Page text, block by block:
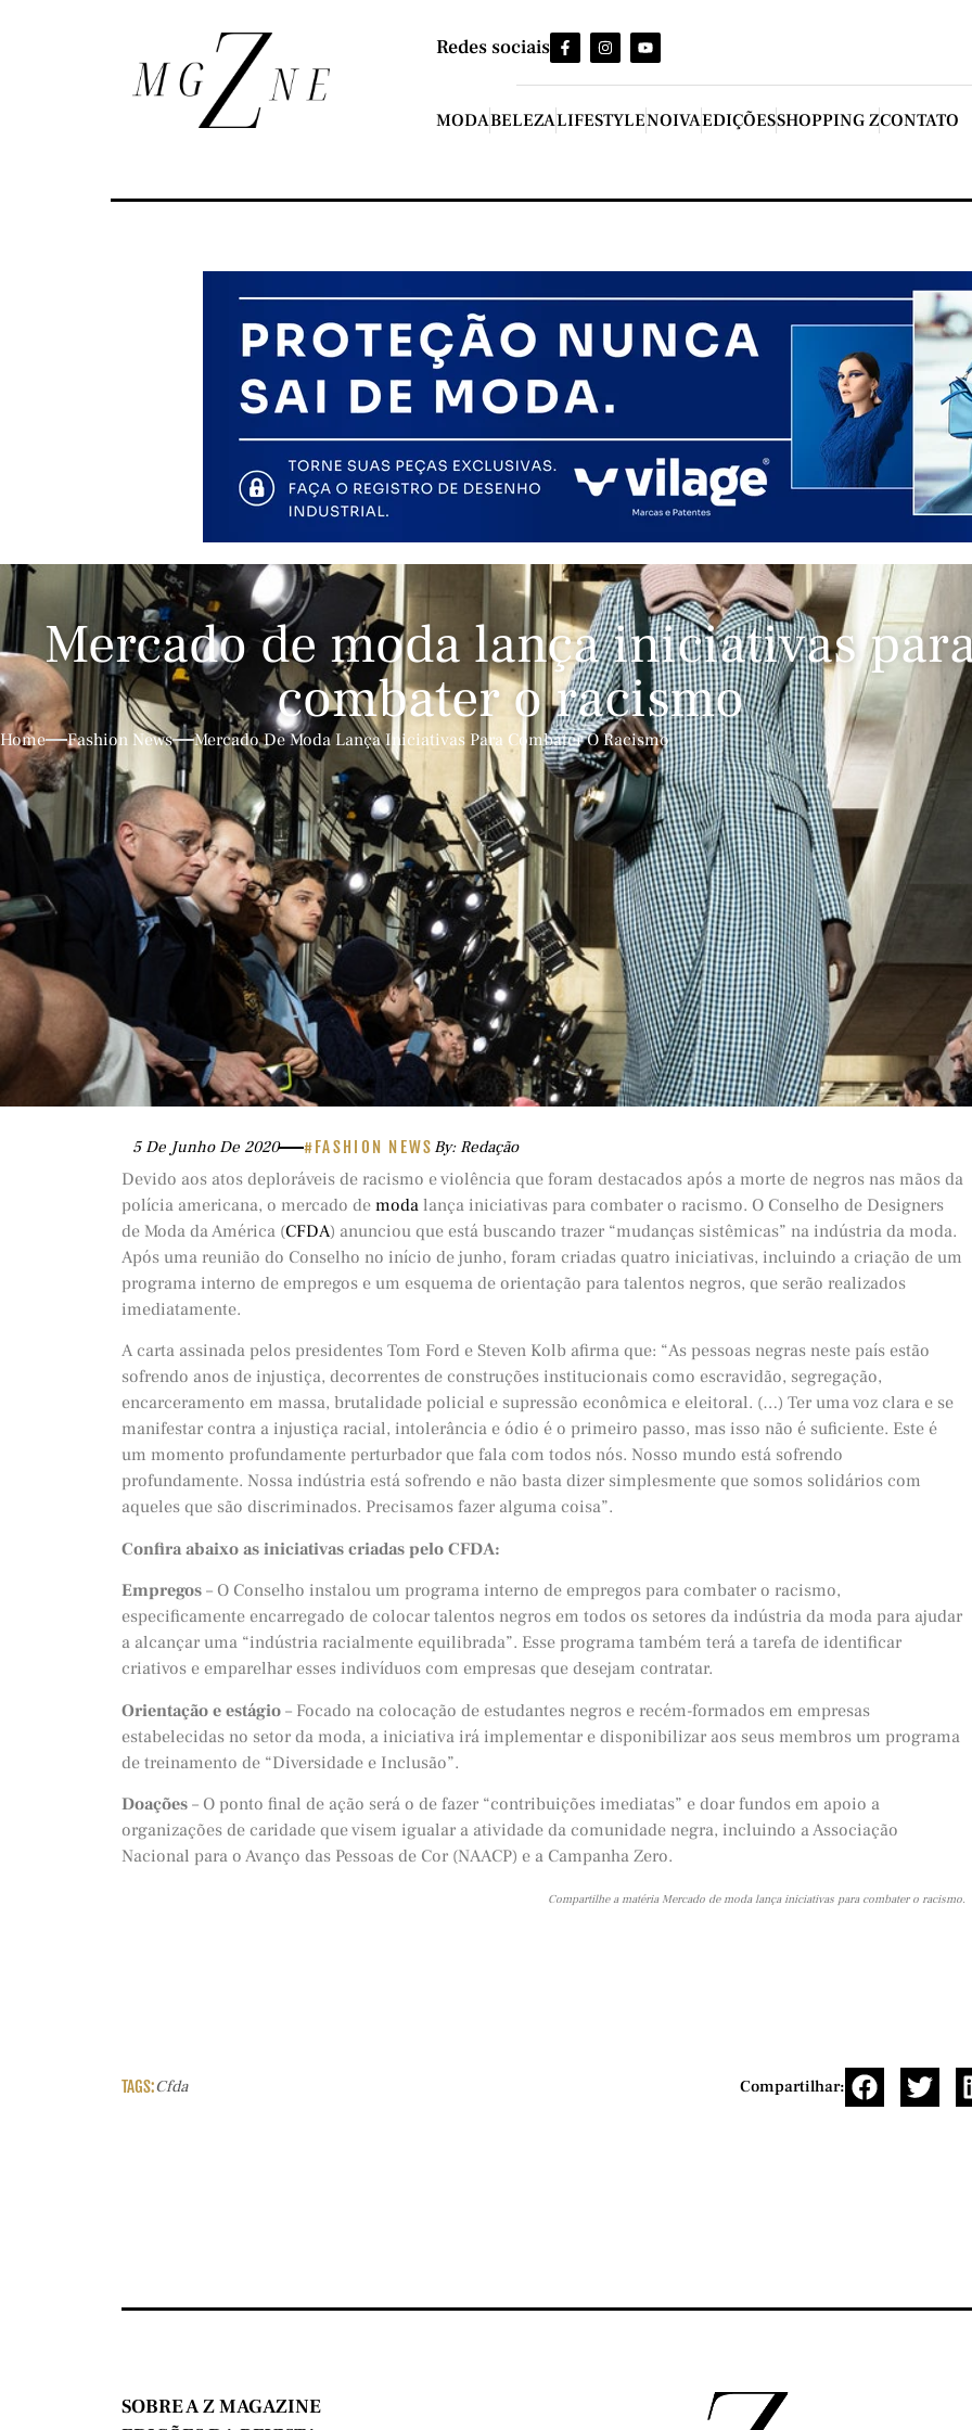
Redes sociais
MODABELEZALIFESTYLENOIVAEDIÇÕESSHOPPING ZCONTATO
Mercado de moda lança iniciativas
combater o racismo
Home Fashion News Mercado De Moda Lança Iniciativas Para Combater O Racismo
5 De Junho De 2020 #FASHION NEWS By: Redação
Devido aos atos deploráveis ​​de racismo e violência que foram destacados após a morte de negros nas mãos da
polícia americana, o mercado de moda lança iniciativas para combater o racismo. O Conselho de Designers
de Moda da América (CFDA) anunciou que está buscando trazer “mudanças sistêmicas” na indústria da moda.
Após uma reunião do Conselho no início de junho, foram criadas quatro iniciativas, incluindo a criação de um
programa interno de empregos e um esquema de orientação para talentos negros, que serão realizados
imediatamente.
A carta assinada pelos presidentes Tom Ford e Steven Kolb afirma que: “As pessoas negras neste país estão
sofrendo anos de injustiça, decorrentes de construções institucionais como escravidão, segregação,
encarceramento em massa, brutalidade policial e supressão econômica e eleitoral. (…) Ter uma voz clara e se
manifestar contra a injustiça racial, intolerância e ódio é o primeiro passo, mas isso não é suficiente. Este é
um momento profundamente perturbador que fala com todos nós. Nosso mundo está sofrendo
profundamente. Nossa indústria está sofrendo e não basta dizer simplesmente que somos solidários com
aqueles que são discriminados. Precisamos fazer alguma coisa”.
Confira abaixo as iniciativas criadas pelo CFDA:
Empregos – O Conselho instalou um programa interno de empregos para combater o racismo,
especificamente encarregado de colocar talentos negros em todos os setores da indústria da moda para ajudar
a alcançar uma “indústria racialmente equilibrada”. Esse programa também terá a tarefa de identificar
criativos e emparelhar esses indivíduos com empresas que desejam contratar.
Orientação e estágio – Focado na colocação de estudantes negros e recém-formados em empresas
estabelecidas no setor da moda, a iniciativa irá implementar e disponibilizar aos seus membros um programa
de treinamento de “Diversidade e Inclusão”.
Doações – O ponto final de ação será o de fazer “contribuições imediatas” e doar fundos em apoio a
organizações de caridade que visem igualar a atividade da comunidade negra, incluindo a Associação
Nacional para o Avanço das Pessoas de Cor (NAACP) e a Campanha Zero.
Compartilhe a matéria Mercado de moda lança iniciativas para combater o racismo.
TAGS:Cfda Compartilhar:
SOBRE A Z MAGAZINE